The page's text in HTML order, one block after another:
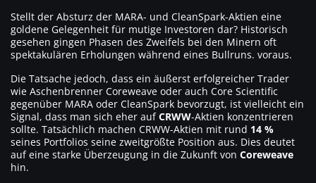
Stellt der Absturz der MARA- und CleanSpark-Aktien eine
goldene Gelegenheit für mutige Investoren dar? Historisch
gesehen gingen Phasen des Zweifels bei den Minern oft
spektakulären Erholungen während eines Bullruns. voraus.
Die Tatsache jedoch, dass ein äußerst erfolgreicher Trader
wie Aschenbrenner Coreweave oder auch Core Scientific
gegenüber MARA oder CleanSpark bevorzugt, ist vielleicht ein
Signal, dass man sich eher aufCRWW-Aktien konzentrieren
sollte. Tatsächlich machen CRWW-Aktien mit rund 14 %
seines Portfolios seine zweitgrößte Position aus. Dies deutet
auf eine starke Überzeugung in die Zukunft von Coreweave
hin.